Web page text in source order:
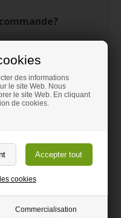
des informations
le site Web. Nous
le site Web. En cliquant
de cookies.
Commercialisation
cookies
- Chêne